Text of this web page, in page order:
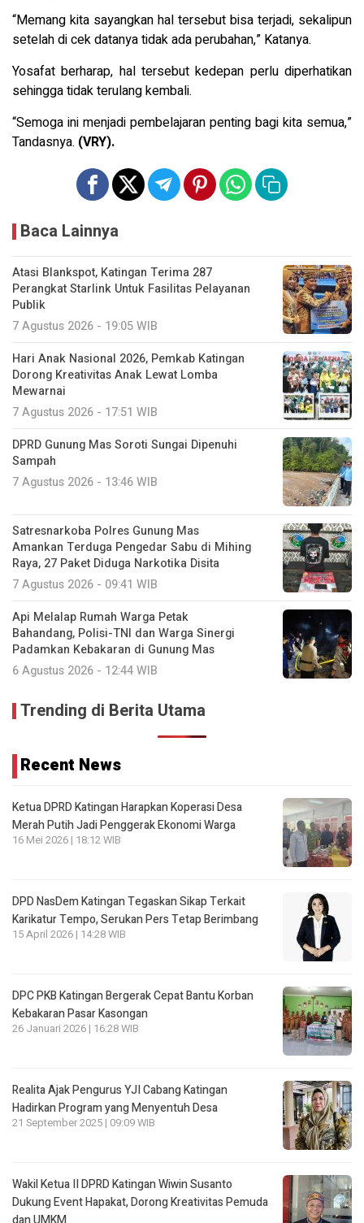
“Memang kita sayangkan hal tersebut bisa terjadi, sekalipun
setelah di cek datanya tidak ada perubahan,” Katanya.
Yosafat berharap, hal tersebut kedepan perlu diperhatikan
sehingga tidak terulang kembali.
“Semoga ini menjadi pembelajaran penting bagi kita semua,”
Tandasnya. (VRY).
Baca Lainnya
Atasi Blankspot, Katingan Terima 287
Perangkat Starlink Untuk Fasilitas Pelayanan
Publik
7 Agustus 2026 - 19:05 WIB
Hari Anak Nasional 2026, Pemkab Katingan
Dorong Kreativitas Anak Lewat Lomba
Mewarnai
7 Agustus 2026 - 17:51 WIB
DPRD Gunung Mas Soroti Sungai Dipenuhi
Sampah
7 Agustus 2026 - 13:46 WIB
Satresnarkoba Polres Gunung Mas
Amankan Terduga Pengedar Sabu di Mihing
Raya, 27 Paket Diduga Narkotika Disita
7 Agustus 2026 - 09:41 WIB
Api Melalap Rumah Warga Petak
Bahandang, Polisi-TNI dan Warga Sinergi
Padamkan Kebakaran di Gunung Mas
6 Agustus 2026 - 12:44 WIB
Trending di Berita Utama
Recent News
Ketua DPRD Katingan Harapkan Koperasi Desa
Merah Putih Jadi Penggerak Ekonomi Warga
16 Mei 2026 | 18:12 WIB
DPD NasDem Katingan Tegaskan Sikap Terkait
Karikatur Tempo, Serukan Pers Tetap Berimbang
15 April 2026 | 14:28 WIB
DPC PKB Katingan Bergerak Cepat Bantu Korban
Kebakaran Pasar Kasongan
26 Januari 2026 | 16:28 WIB
Realita Ajak Pengurus YJI Cabang Katingan
Hadirkan Program yang Menyentuh Desa
21 September 2025 | 09:09 WIB
Wakil Ketua II DPRD Katingan Wiwin Susanto
Dukung Event Hapakat, Dorong Kreativitas Pemuda